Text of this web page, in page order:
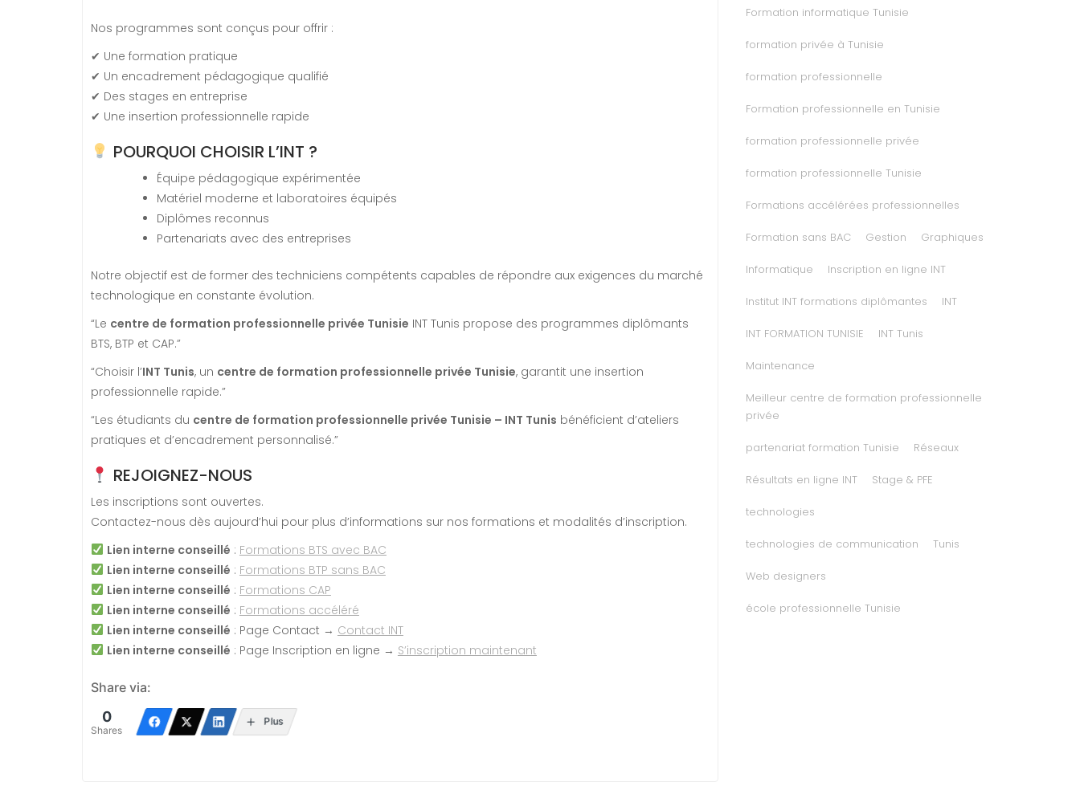
Nos programmes sont conçus pour offrir :
✔ Une formation pratique
✔ Un encadrement pédagogique qualifié
✔ Des stages en entreprise
✔ Une insertion professionnelle rapide
POURQUOI CHOISIR L’INT ?
Équipe pédagogique expérimentée
Matériel moderne et laboratoires équipés
Diplômes reconnus
Partenariats avec des entreprises
Notre objectif est de former des techniciens compétents capables de répondre aux exigences du marché
technologique en constante évolution.
“Le centre de formation professionnelle privée Tunisie INT Tunis propose des programmes diplômants
BTS, BTP et CAP.”
“Choisir l’INT Tunis, un centre de formation professionnelle privée Tunisie, garantit une insertion
professionnelle rapide.”
“Les étudiants du centre de formation professionnelle privée Tunisie – INT Tunis bénéficient d’ateliers
pratiques et d’encadrement personnalisé.”
REJOIGNEZ-NOUS
Les inscriptions sont ouvertes.
Contactez-nous dès aujourd’hui pour plus d’informations sur nos formations et modalités d’inscription.
Lien interne conseillé : Formations BTS avec BAC
Lien interne conseillé : Formations BTP sans BAC
Lien interne conseillé : Formations CAP
Lien interne conseillé : Formations accéléré
Lien interne conseillé : Page Contact → Contact INT
Lien interne conseillé : Page Inscription en ligne → S’inscription maintenant
Share via:
0
Shares
Plus
Formation informatique Tunisie
formation privée à Tunisie
formation professionnelle
Formation professionnelle en Tunisie
formation professionnelle privée
formation professionnelle Tunisie
Formations accélérées professionnelles
Formation sans BAC Gestion Graphiques
Informatique Inscription en ligne INT
Institut INT formations diplômantes INT
INT FORMATION TUNISIE INT Tunis
Maintenance
Meilleur centre de formation professionnelle
privée
partenariat formation Tunisie Réseaux
Résultats en ligne INT Stage & PFE
technologies
technologies de communication Tunis
Web designers
école professionnelle Tunisie